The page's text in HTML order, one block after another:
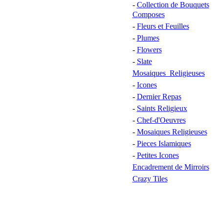
- Collection de Bouquets
Composes
- Fleurs et Feuilles
- Plumes
- Flowers
- Slate
Mosaiques Religieuses
- Icones
- Dernier Repas
- Saints Religieux
- Chef-d'Oeuvres
- Mosaiques Religieuses
- Pieces Islamiques
- Petites Icones
Encadrement de Mirroirs
Crazy Tiles